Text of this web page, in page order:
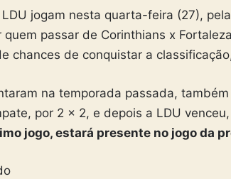
jogam nesta quarta-feira (27),
passar de Corinthians x
chances de conquistar a
na temporada passada,
por 2 x 2, e depois a LDU
jogo, estará presente no jogo da